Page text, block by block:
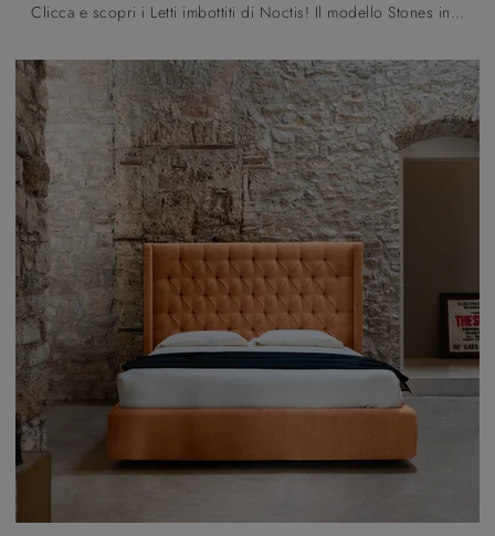
Clicca e scopri i Letti imbottiti di Noctis! Il modello Stones in pelle ti sta aspettando nelle versioni matrimoniali.